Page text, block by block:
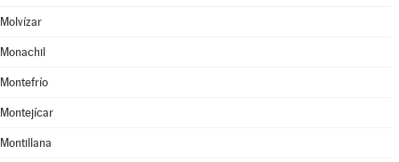
Molvízar
Monachil
Montefrío
Montejícar
Montillana